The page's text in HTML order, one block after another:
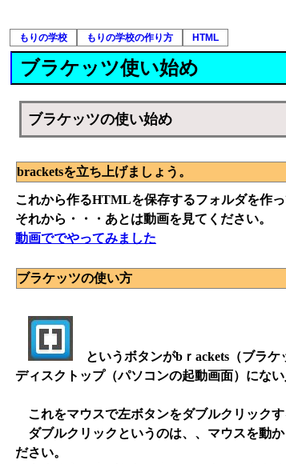
もりの学校 もりの学校の作り方 HTML
ブラケッツ使い始め
ブラケッツの使い始め
bracketsを立ち上げましょう。
これから作るHTMLを保存するフォルダを作っ
それから・・・あとは動画を見てください。
動画ででやってみました
ブラケッツの使い方
というボタンがbｒackets（ブラケ
ディスクトップ（パソコンの起動画面）にな
これをマウスで左ボタンをダブルクリックす
ダブルクリックというのは、、マウスを動
ださい。